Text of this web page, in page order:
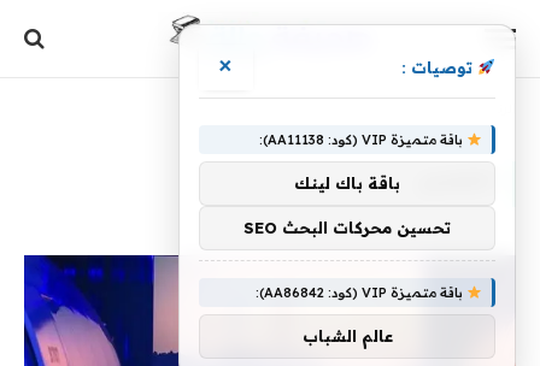
توصيات : ×
باقة متميزة VIP (كود: AA11138):
باقة باك لينك
تحسين محركات البحث SEO
باقة متميزة VIP (كود: AA86842):
عالم الشباب